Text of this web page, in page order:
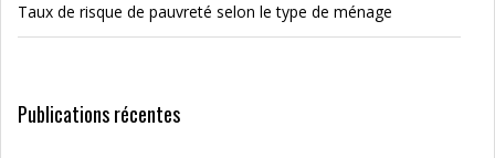
Taux de risque de pauvreté selon le type de ménage
Publications récentes